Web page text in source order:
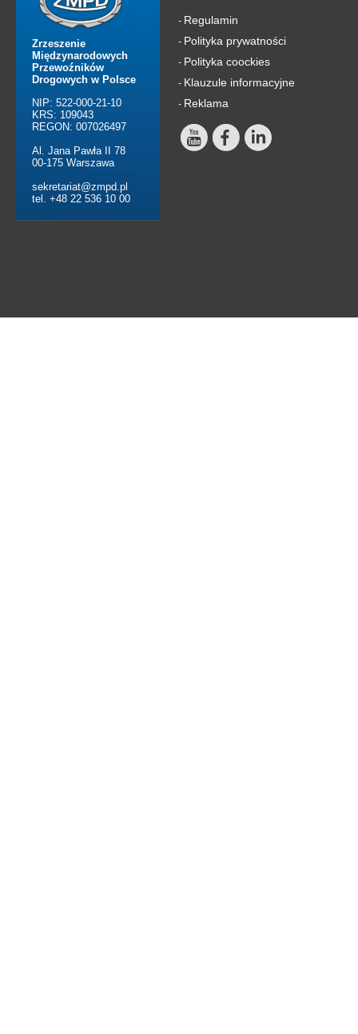
Zrzeszenie
Międzynarodowych
Przewoźników
Drogowych w Polsce
NIP: 522-000-21-10
KRS: 109043
REGON: 007026497
Al. Jana Pawła II 78
00-175 Warszawa
sekretariat@zmpd.pl
tel. +48 22 536 10 00
- Regulamin
- Polityka prywatności
- Polityka coockies
- Klauzule informacyjne
- Reklama